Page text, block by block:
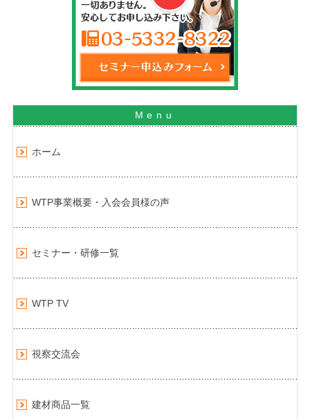
ホーム
WTP事業概要・入会会員様の声
セミナー・研修一覧
WTP TV
視察交流会
建材商品一覧